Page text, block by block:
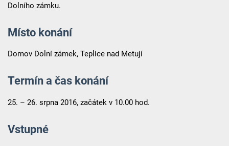
Dolního zámku.
Místo konání
Domov Dolní zámek, Teplice nad Metují
Termín a čas konání
25. – 26. srpna 2016, začátek v 10.00 hod.
Vstupné